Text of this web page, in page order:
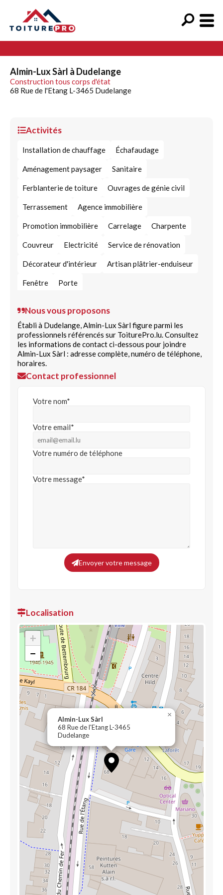
Almin-Lux Sàrl à Dudelange
Construction tous corps d'état
68 Rue de l'Etang L-3465 Dudelange
Activités
Installation de chauffage Échafaudage
Aménagement paysager Sanitaire
Ferblanterie de toiture Ouvrages de génie civil
Terrassement Agence immobilière
Promotion immobilière Carrelage Charpente
Couvreur Electricité Service de rénovation
Décorateur d'intérieur Artisan plâtrier-enduiseur
Fenêtre Porte
Nous vous proposons
Établi à Dudelange, Almin-Lux Sàrl figure parmi les
professionnels référencés sur ToiturePro.lu. Consultez
les informations de contact ci-dessous pour joindre
Almin-Lux Sàrl : adresse complète, numéro de téléphone,
horaires.
Contact professionnel
Votre nom*
Votre email*
Votre numéro de téléphone
Votre message*
Envoyer votre message
Localisation
Almin-Lux Sàrl
68 Rue de l'Etang L-3465
Dudelange
×
+
−